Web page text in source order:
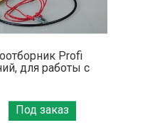
Profi
для работы с
Под заказ